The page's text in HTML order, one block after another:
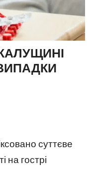
суттєве
на гострі